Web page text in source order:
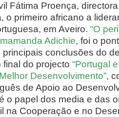
Fátima Proença,
o primeiro africano a
em Aveiro. “O
Adichie, foi o
principais conclusões do
do projecto “Portugal
Desenvolvimento”,
de Apoio ao
o papel dos media e das
na Cooperação e no